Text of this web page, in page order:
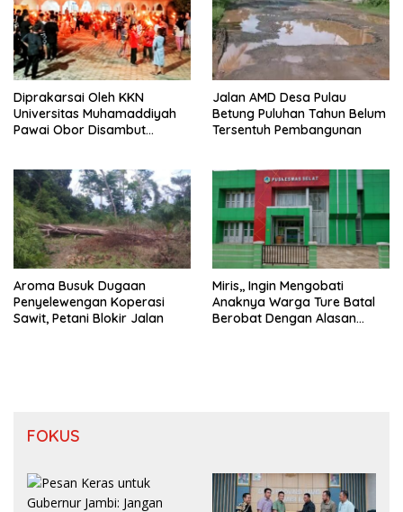
Diprakarsai Oleh KKN
Universitas Muhamaddiyah
Pawai Obor Disambut
Jalan AMD Desa Pulau
Betung Puluhan Tahun Belum
Tersentuh Pembangunan
Aroma Busuk Dugaan
Penyelewengan Koperasi
Sawit, Petani Blokir Jalan
Miris,, Ingin Mengobati
Anaknya Warga Ture Batal
Berobat Dengan Alasan
FOKUS